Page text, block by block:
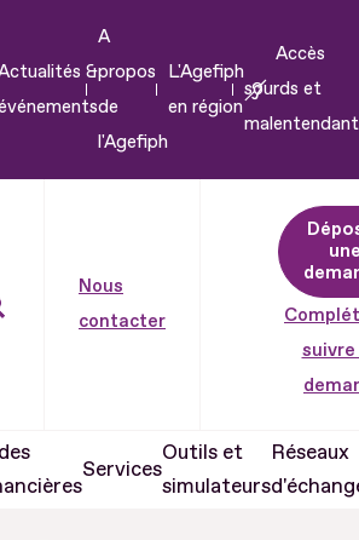
&
A
propos
de
l'Agefiph
L'Agefiph
en région
Accès
sourds et
Nous
contacter
suivre
Services
Outils et
simulateurs
Réseaux